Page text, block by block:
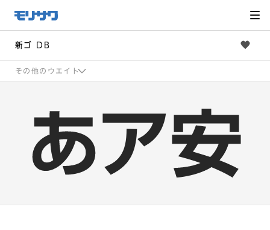
メ
ニュー
飛ばし
へ移動
新ゴ DB
その他のウエイト